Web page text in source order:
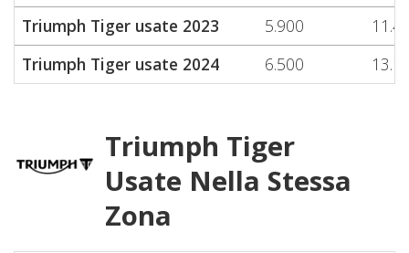
Triumph Tiger usate 2023
5.900
Triumph Tiger usate 2024
6.500
Triumph Tiger
Usate Nella Stessa
Zona